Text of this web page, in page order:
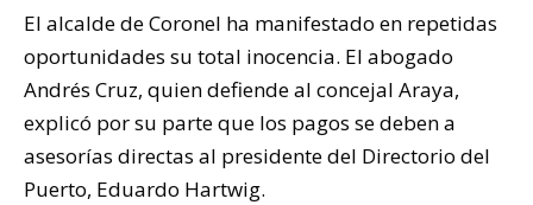
El alcalde de Coronel ha manifestado en repetidas
oportunidades su total inocencia. El abogado
Andrés Cruz, quien defiende al concejal Araya,
explicó por su parte que los pagos se deben a
asesorías directas al presidente del Directorio del
Puerto, Eduardo Hartwig.